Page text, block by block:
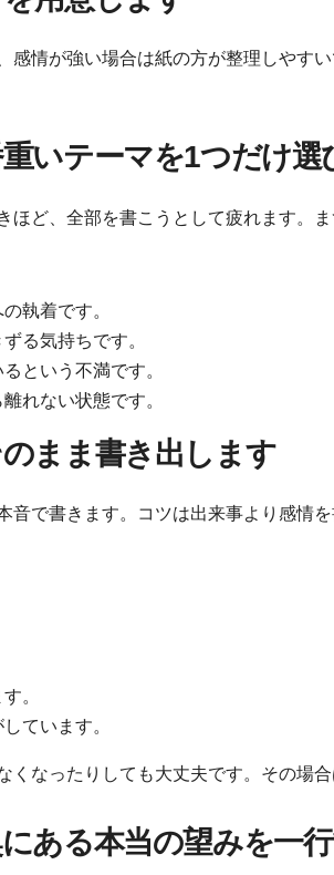
感情が強い場合は紙の方が整理しやす
いテーマを1つだけ選
ほど、全部を書こうとして疲れます。
執着です。
る気持ちです。
という不満です。
れない状態です。
まま書き出します
音で書きます。コツは出来事より感情
。
ています。
くなったりしても大丈夫です。その場
ある本当の望みを一